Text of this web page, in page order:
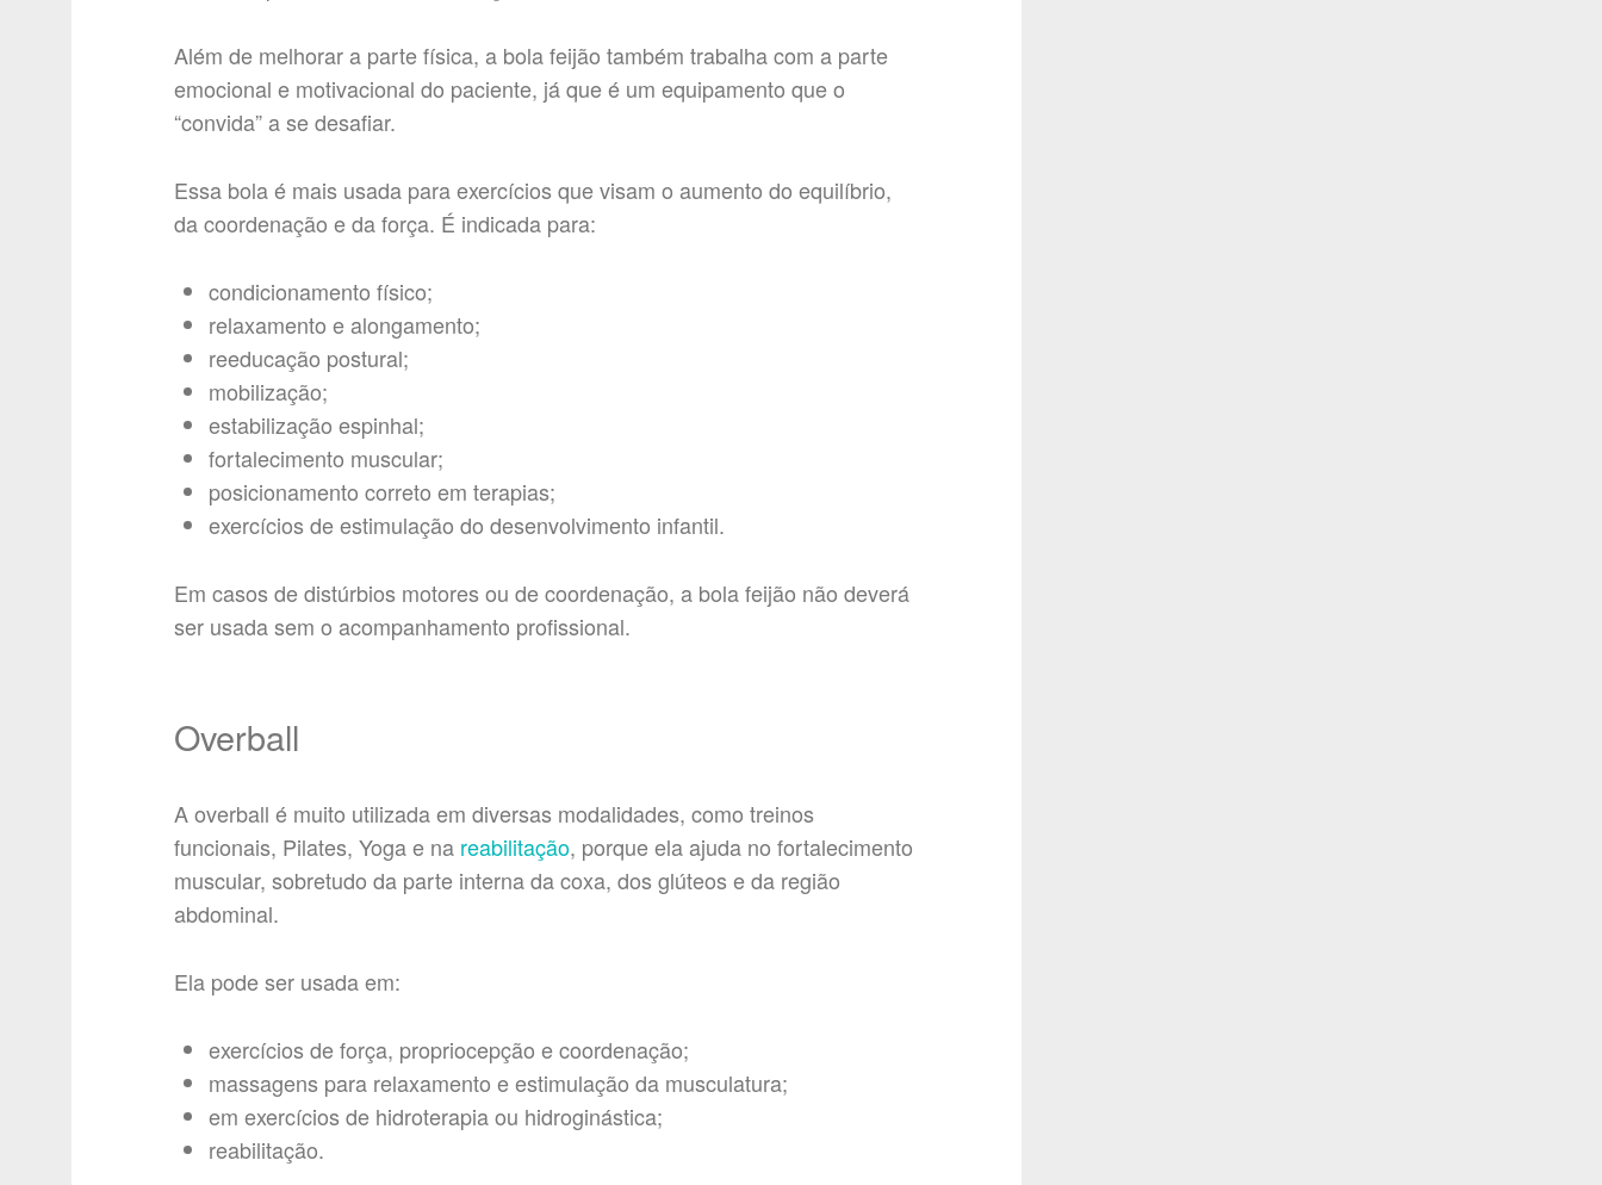
Além de melhorar a parte física, a bola feijão também trabalha com a parte
emocional e motivacional do paciente, já que é um equipamento que o
“convida” a se desafiar.
Essa bola é mais usada para exercícios que visam o aumento do equilíbrio,
da coordenação e da força. É indicada para:
condicionamento físico;
relaxamento e alongamento;
reeducação postural;
mobilização;
estabilização espinhal;
fortalecimento muscular;
posicionamento correto em terapias;
exercícios de estimulação do desenvolvimento infantil.
Em casos de distúrbios motores ou de coordenação, a bola feijão não deverá
ser usada sem o acompanhamento profissional.
Overball
A overball é muito utilizada em diversas modalidades, como treinos
funcionais, Pilates, Yoga e na reabilitação, porque ela ajuda no fortalecimento
muscular, sobretudo da parte interna da coxa, dos glúteos e da região
abdominal.
Ela pode ser usada em:
exercícios de força, propriocepção e coordenação;
massagens para relaxamento e estimulação da musculatura;
em exercícios de hidroterapia ou hidroginástica;
reabilitação.